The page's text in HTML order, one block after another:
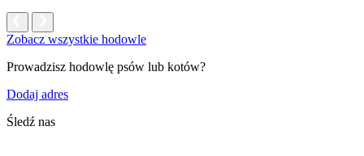
Zobacz wszystkie hodowle
Prowadzisz hodowlę psów lub kotów?
Dodaj adres
Śledź nas